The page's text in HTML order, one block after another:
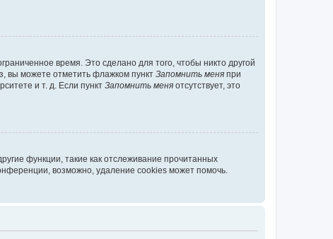
время. Это сделано для того, чтобы никто другой
вы можете отметить флажком пункт Запомнить меня при
и т. д. Если пункт Запомнить меня отсутствует, это
функции, такие как отслеживание прочитанных
возможно, удаление cookies может помочь.